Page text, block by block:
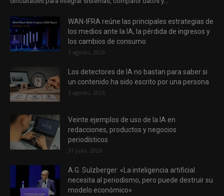
WAN-IFRA reúne las principales estrategias de
los medios ante la IA, la pérdida de ingresos y
los cambios de consumo
5 agosto, 2026
Los detectores de IA no bastan para saber si
un contenido ha sido escrito por una persona
3 agosto, 2026
Veinte ejemplos de uso de la IA en
redacciones, productos y negocios
periodísticos
31 julio, 2026
A.G. Sulzberger: «La inteligencia artificial
necesita al periodismo, pero puede destruir su
modelo económico»